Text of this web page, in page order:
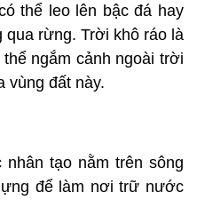
thể leo lên bậc đá hay
qua rừng. Trời khô ráo là
ngắm cảnh ngoài trời
vùng đất này.
tạo nằm trên sông
để làm nơi trữ nước